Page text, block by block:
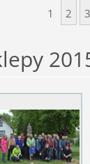
1 2 3